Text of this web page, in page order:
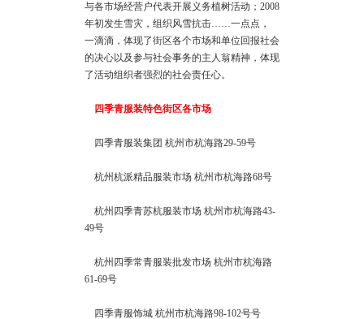
与各市场经营户代表开展义务植树活动；2008
年初发生雪灾，组织风雪抗击……一点点，
一滴滴，体现了街区各个市场和单位回报社会
的决心以及参与社会事务的主人翁精神，体现
了活动组织者强烈的社会责任心。
四季青服装特色街区各市场
四季青服装集团 杭州市杭海路29-59号
杭州杭派精品服装市场 杭州市杭海路68号
杭州四季青苏杭服装市场 杭州市杭海路43-
49号
杭州四季常青服装批发市场 杭州市杭海路
61-69号
四季青服饰城 杭州市杭海路98-102号号